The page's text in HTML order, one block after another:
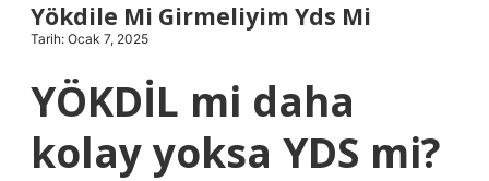
Yökdile Mi Girmeliyim Yds Mi
Tarih: Ocak 7, 2025
YÖKDİL mi daha
kolay yoksa YDS mi?